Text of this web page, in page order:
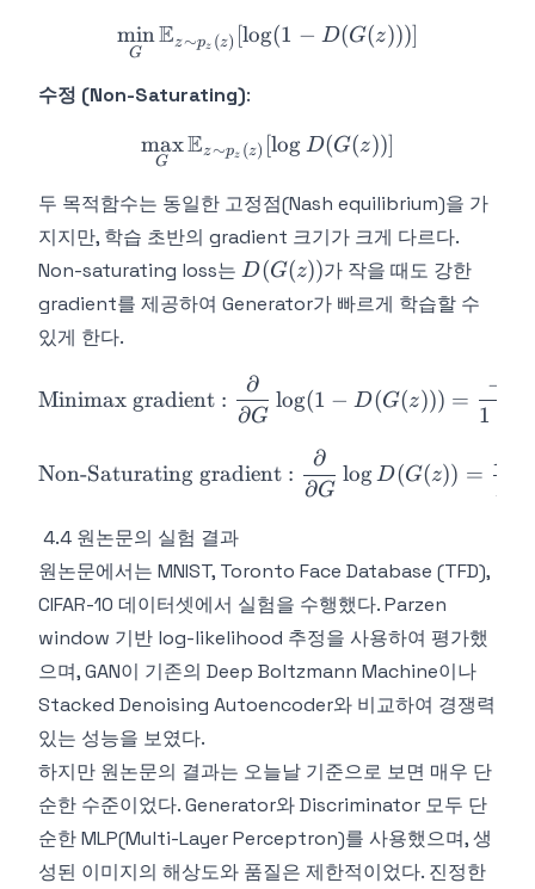
\min_G \mathbb{E}_{z
G
minEz∼pz (z) [log(1 − D(G(z)))]
수정 (Non-Saturating):
\max_G \mathbb{E}_{z
G
maxEz∼pz (z) [log D(G(z))]
두 목적함수는 동일한 고정점(Nash equilibrium)을 가
지지만, 학습 초반의 gradient 크기가 크게 다르다.
Non-saturating loss는 D(G(z))
D(G(z))가 작을 때도 강한
gradient를 제공하여 Generator가 빠르게 학습할 수
있게 한다.
\text{Minimax
Minimax gradient :
∂G
∂
log(1 − D(G(z))) =
1
−
\text{Non-Saturating
Non-Saturating gradient :
∂G
∂
logD(G(z)) =
D
D
4.4 원논문의 실험 결과
원논문에서는 MNIST, Toronto Face Database (TFD),
CIFAR-10 데이터셋에서 실험을 수행했다. Parzen
window 기반 log-likelihood 추정을 사용하여 평가했
으며, GAN이 기존의 Deep Boltzmann Machine이나
Stacked Denoising Autoencoder와 비교하여 경쟁력
있는 성능을 보였다.
하지만 원논문의 결과는 오늘날 기준으로 보면 매우 단
순한 수준이었다. Generator와 Discriminator 모두 단
순한 MLP(Multi-Layer Perceptron)를 사용했으며, 생
성된 이미지의 해상도와 품질은 제한적이었다. 진정한